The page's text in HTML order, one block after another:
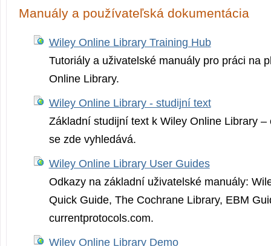
Manuály a používateľská dokumentácia
Wiley Online Library Training Hub
Tutoriály a uživatelské manuály pro práci na
Online Library.
Wiley Online Library - studijní text
Základní studijní text k Wiley Online Library –
se zde vyhledává.
Wiley Online Library User Guides
Odkazy na základní uživatelské manuály:
Quick Guide, The Cochrane Library, EBM
currentprotocol­s.com.
Wiley Online Library Demo